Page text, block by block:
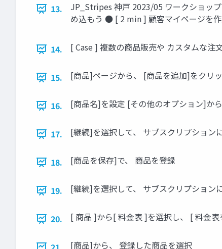
13.
JP_Stripes 神戸 2023/05 ワークショッ
め込もう ● [ 2 min ] 顧客マイページを
14. [ Case ] 複数の商品販売や カスタムな注
15. [商品]ページから、 [商品を追加]をクリ
16. [商品名]を設定 [その他のオプション]か
17. [継続]を選択して、 サブスクリプション
18. [商品を保存]で、 商品を登録
19. [継続]を選択して、 サブスクリプション
20. [ 商品 ]から[ 料金表 ]を選択し、 [ 料金
[商品]から、 登録した商品を選択